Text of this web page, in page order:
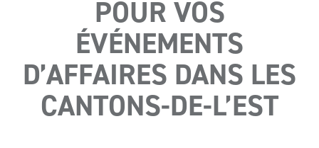
POUR VOS
ÉVÉNEMENTS
D’AFFAIRES DANS LES
CANTONS-DE-L’EST